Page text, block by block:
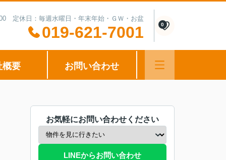
定休日：毎週水曜日・年末年始・ＧＷ・お盆
019-621-7001 0
概要 お問い合わせ
お気軽にお問い合わせください
LINEからお問い合わせ